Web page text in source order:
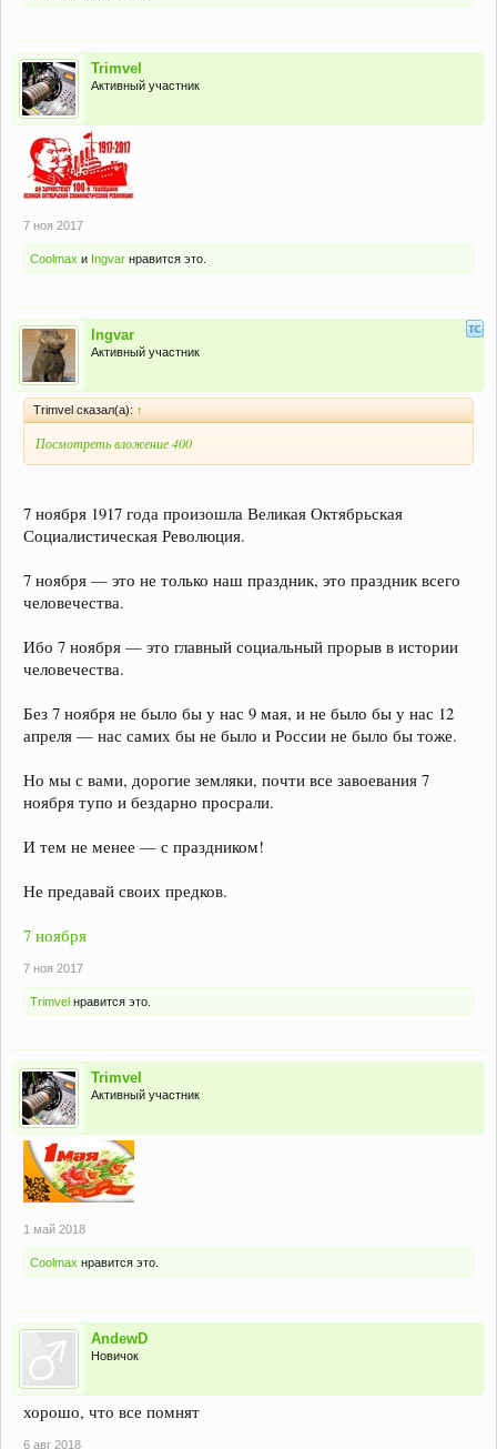
Trimvel
Активный участник
7 ноя 2017
Coolmax и Ingvar нравится это.
Ingvar
Активный участник
Trimvel сказал(а): ↑
Посмотреть вложение 400
7 ноября 1917 года произошла Великая Октябрьская
Социалистическая Революция.
7 ноября — это не только наш праздник, это праздник всего
человечества.
Ибо 7 ноября — это главный социальный прорыв в истории
человечества.
Без 7 ноября не было бы у нас 9 мая, и не было бы у нас 12
апреля — нас самих бы не было и России не было бы тоже.
Но мы с вами, дорогие земляки, почти все завоевания 7
ноября тупо и бездарно просрали.
И тем не менее — с праздником!
Не предавай своих предков.
7 ноября
7 ноя 2017
Trimvel нравится это.
Trimvel
Активный участник
1 май 2018
Coolmax нравится это.
AndewD
Новичок
хорошо, что все помнят
6 авг 2018